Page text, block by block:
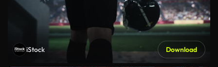
iStock Download